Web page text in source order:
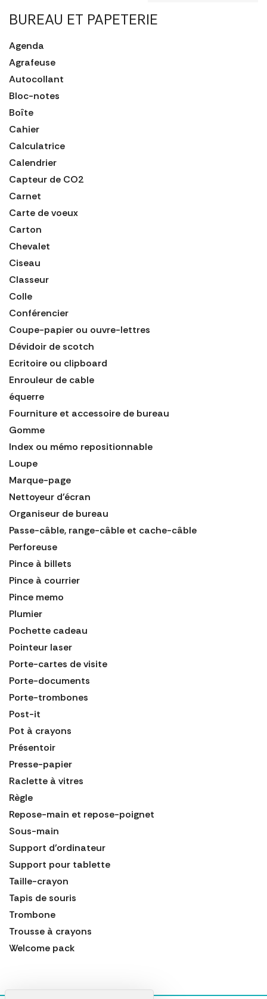
BUREAU ET PAPETERIE
Agenda
Agrafeuse
Autocollant
Bloc-notes
Boîte
Cahier
Calculatrice
Calendrier
Capteur de CO2
Carnet
Carte de voeux
Carton
Chevalet
Ciseau
Classeur
Colle
Conférencier
Coupe-papier ou ouvre-lettres
Dévidoir de scotch
Ecritoire ou clipboard
Enrouleur de cable
équerre
Fourniture et accessoire de bureau
Gomme
Index ou mémo repositionnable
Loupe
Marque-page
Nettoyeur d'écran
Organiseur de bureau
Passe-câble, range-câble et cache-câble
Perforeuse
Pince à billets
Pince à courrier
Pince memo
Plumier
Pochette cadeau
Pointeur laser
Porte-cartes de visite
Porte-documents
Porte-trombones
Post-it
Pot à crayons
Présentoir
Presse-papier
Raclette à vitres
Règle
Repose-main et repose-poignet
Sous-main
Support d'ordinateur
Support pour tablette
Taille-crayon
Tapis de souris
Trombone
Trousse à crayons
Welcome pack